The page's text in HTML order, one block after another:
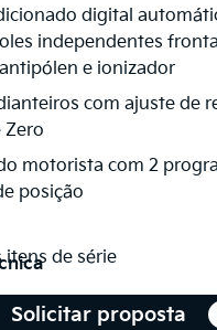
digital
independentes
e ionizador
com ajuste de
Zero
motorista com 2
posição
itens de série
Solicitar proposta